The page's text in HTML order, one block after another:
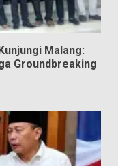
Malang:
Groundbreaking